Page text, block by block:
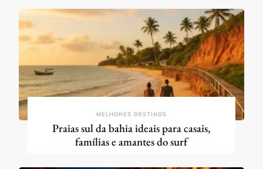
MELHORES DESTINOS
Praias sul da bahia ideais para casais,
famílias e amantes do surf